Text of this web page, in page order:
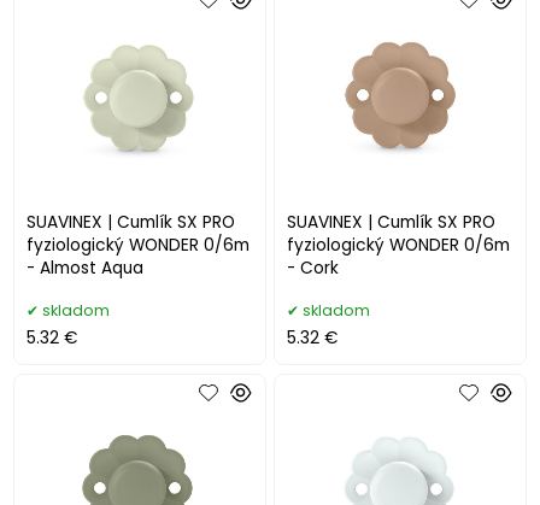
SUAVINEX | Cumlík SX PRO
fyziologický WONDER 0/6m
- Almost Aqua
skladom
5.32 €
SUAVINEX | Cumlík SX PRO
fyziologický WONDER 0/6m
- Cork
skladom
5.32 €